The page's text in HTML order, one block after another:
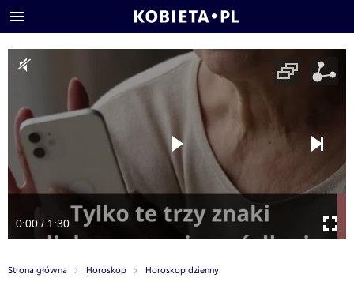
0:00 / 1:30
Strona główna Horoskop Horoskop dzienny